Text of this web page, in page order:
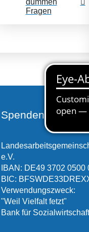
dummen
Fragen
Spendenkonto
e.V.
IBAN: DE49 3702 0500
BIC:
Verwendungszweck:
"Weil Vielfalt fetzt"
Bank für